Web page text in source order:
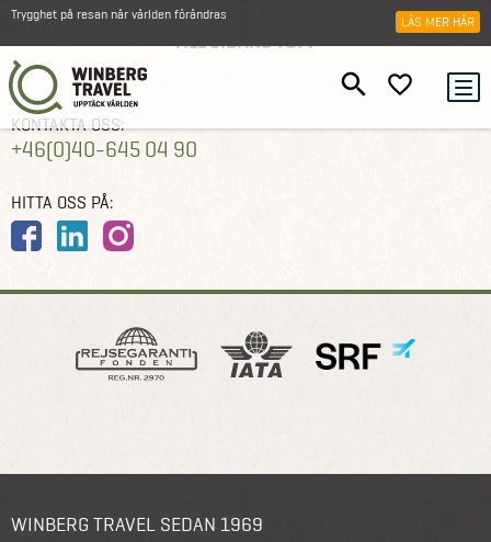
Trygghet på resan när världen förändras LÄS MER HÄR
TILL SIDANS TOPP
KONTAKTA OSS:
+46(0)40-645 04 90
HITTA OSS PÅ:
WINBERG TRAVEL SEDAN 1969